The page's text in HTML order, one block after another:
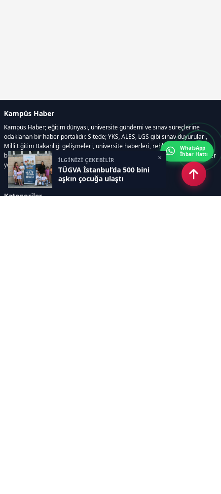
İLGİNİZİ ÇEKEBİLİR
TÜGVA İstanbul’da 500 bini
aşkın çocuğa ulaştı
×
Kampüs Haber
Kampüs Haber; eğitim dünyası, üniversite gündemi ve sınav süreçlerine
odaklanan bir haber portalıdır. Sitede; YKS, ALES, LGS gibi sınav duyuruları,
Milli Eğitim Bakanlığı gelişmeleri, üniversite haberleri, rehberlik içerikleri,
bilim ve teknoloji alanındaki yenilikler ile öğrenci yaşamına dair güncel bilgiler
yer alır.
Kategoriler
WhatsApp
İhbar Hattı